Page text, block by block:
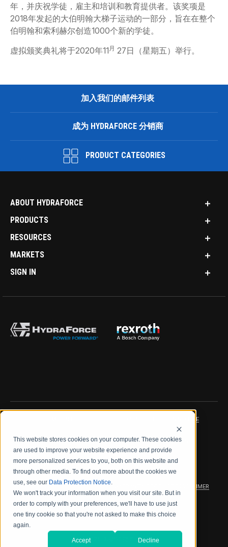
This website stores cookies on your computer. These cookies
are used to improve your website experience and provide
more personalized services to you, both on this website and
through other media. To find out more about the cookies we
use, see our Data Protection Notice.
We won't track your information when you visit our site. But in
order to comply with your preferences, we'll have to use just
one tiny cookie so that you're not asked to make this choice
again.
Accept Decline
年，并庆祝学徒，雇主和培训和教育提供者。该奖项是
2018年发起的大伯明翰大梯子运动的一部分，旨在在整个
伯明翰和索利赫尔创造1000个新的学徒。
虚拟颁奖典礼将于2020年11 月 27日（星期五）举行。
加入我们的邮件列表
成为 HYDRAFORCE 分销商
PRODUCT CATEGORIES
ABOUT HYDRAFORCE
PRODUCTS
RESOURCES
MARKETS
SIGN IN
DATA PROTECTION NOTICE
LEGAL NOTICE TERMS & CONDITIONS
QUALITY CERTIFICATIONS CODE OF CONDUCT
PRODUCT SECURITY WARRANTY/PRODUCT DISCLAIMER
WEB ACCESSIBILITY
2026 海德拉福斯公司